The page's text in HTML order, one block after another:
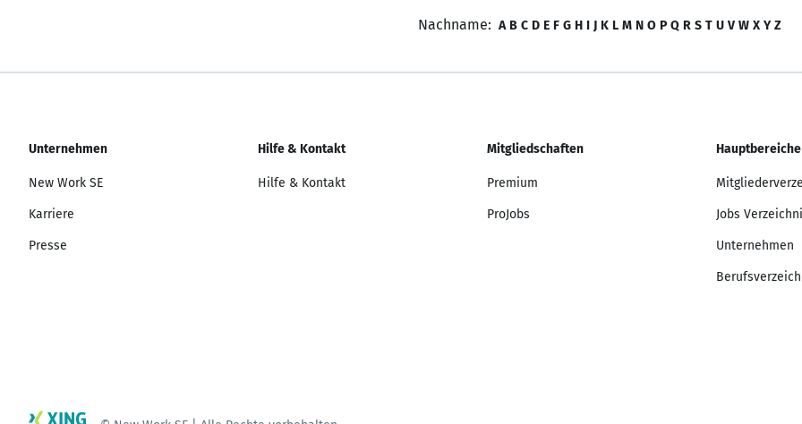
Nachname: A B C D E F G H I J K L M N O P Q R S T U V W X Y Z
Unternehmen
New Work SE
Karriere
Presse
Hilfe & Kontakt
Hilfe & Kontakt
Mitgliedschaften
Premium
ProJobs
Hauptbereiche
Jobs
Unternehmen